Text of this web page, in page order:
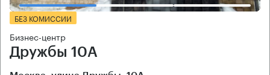
БЕЗ КОМИССИИ
Бизнес-центр
Дружбы 10А